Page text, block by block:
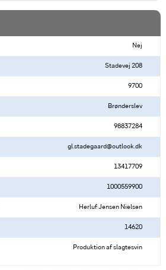
Nej
Stadevej 208
9700
Brønderslev
98837284
gl.stadegaard@outlook.dk
13417709
1000559900
Herluf Jensen Nielsen
14620
Produktion af slagtesvin